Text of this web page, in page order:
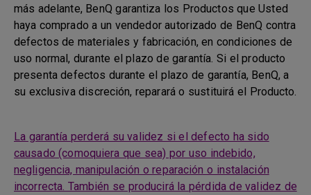
más adelante, BenQ garantiza los Productos que Usted
haya comprado a un vendedor autorizado de BenQ contra
defectos de materiales y fabricación, en condiciones de
uso normal, durante el plazo de garantía. Si el producto
presenta defectos durante el plazo de garantía, BenQ, a
su exclusiva discreción, reparará o sustituirá el Producto.
La garantía perderá su validez si el defecto ha sido
causado (comoquiera que sea) por uso indebido,
negligencia, manipulación o reparación o instalación
incorrecta. También se producirá la pérdida de validez de